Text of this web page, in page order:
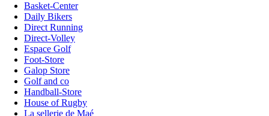
Basket-Center
Daily Bikers
Direct Running
Direct-Volley
Espace Golf
Foot-Store
Galop Store
Golf and co
Handball-Store
House of Rugby
La sellerie de Maé